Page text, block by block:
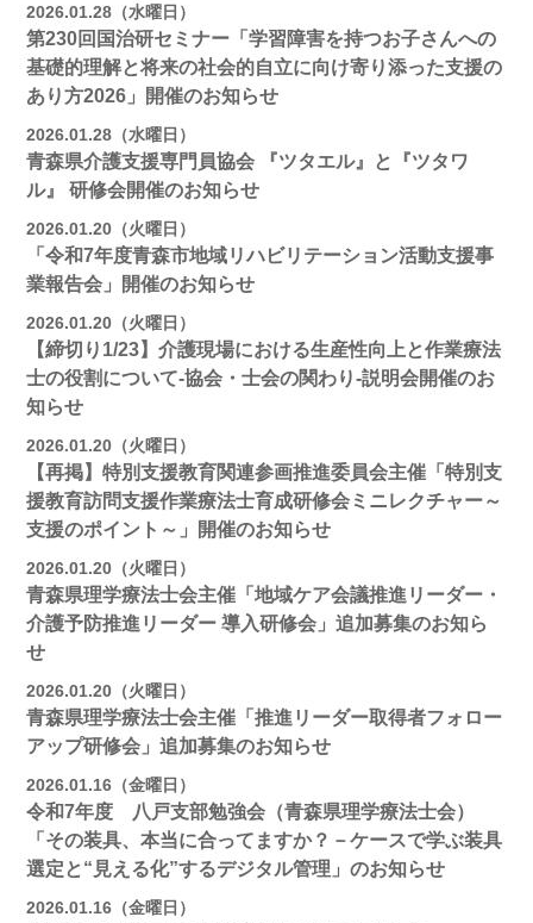
2026.01.28（水曜日）
第230回国治研セミナー「学習障害を持つお子さんへの
基礎的理解と将来の社会的自立に向け寄り添った支援の
あり方2026」開催のお知らせ
2026.01.28（水曜日）
青森県介護支援専門員協会 『ツタエル』と『ツタワ
ル』 研修会開催のお知らせ
2026.01.20（火曜日）
「令和7年度青森市地域リハビリテーション活動支援事
業報告会」開催のお知らせ
2026.01.20（火曜日）
【締切り1/23】介護現場における生産性向上と作業療法
士の役割について-協会・士会の関わり-説明会開催のお
知らせ
2026.01.20（火曜日）
【再掲】特別支援教育関連参画推進委員会主催「特別支
援教育訪問支援作業療法士育成研修会ミニレクチャー～
支援のポイント～」開催のお知らせ
2026.01.20（火曜日）
青森県理学療法士会主催「地域ケア会議推進リーダー・
介護予防推進リーダー 導入研修会」追加募集のお知ら
せ
2026.01.20（火曜日）
青森県理学療法士会主催「推進リーダー取得者フォロー
アップ研修会」追加募集のお知らせ
2026.01.16（金曜日）
令和7年度 八戸支部勉強会（青森県理学療法士会）
「その装具、本当に合ってますか？－ケースで学ぶ装具
選定と“見える化”するデジタル管理」のお知らせ
2026.01.16（金曜日）